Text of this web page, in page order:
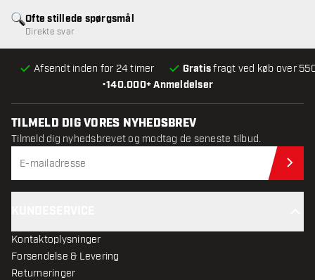
•140.000+ Anmeldelser
Afsendt inden for 24 timer Gratisfragt ved køb over
Ofte stillede spørgsmål
Direkte svar
TILMELD DIG VORES NYHEDSBREV
Tilmeld dig nyhedsbrevet og modtag de seneste tilbud.
Kontaktoplysninger
Forsendelse & Levering
Returneringer